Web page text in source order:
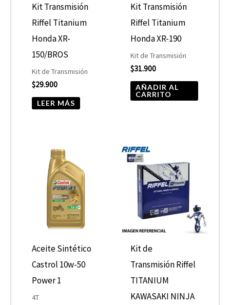
Kit Transmisión
Riffel Titanium
Honda XR-
150/BROS
Kit de Transmisión
$29.900
LEER MÁS
Kit Transmisión
Riffel Titanium
Honda XR-190
Kit de Transmisión
$31.900
AÑADIR AL
CARRITO
Aceite Sintético
Castrol 10w-50
Power 1
4T
Kit de
Transmisión Riffel
TITANIUM
KAWASAKI NINJA